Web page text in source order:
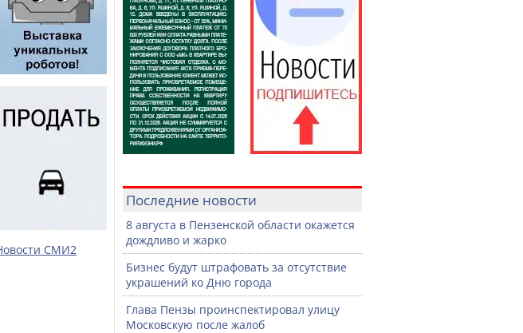
СМИ2
Последние новости
8 августа в Пензенской области окажется
дождливо и жарко
Бизнес будут штрафовать за отсутствие
украшений ко Дню города
Глава Пензы проинспектировал улицу
Московскую после жалоб